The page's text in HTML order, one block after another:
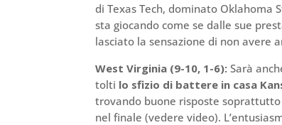
di Texas Tech, dominato Oklahoma
sta giocando come se dalle sue
lasciato la sensazione di non avere
West Virginia (9-10, 1-6): Sarà
tolti lo sfizio di battere in casa
trovando buone risposte
nel finale (vedere video).